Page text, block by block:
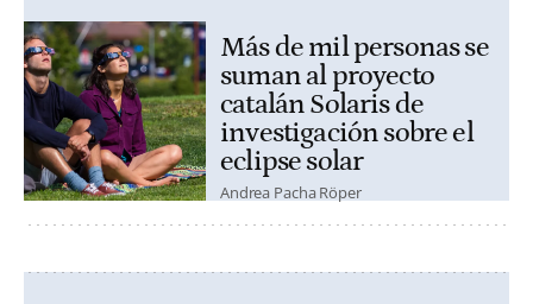
Más de mil personas se
suman al proyecto
catalán Solaris de
investigación sobre el
eclipse solar
Andrea Pacha Röper